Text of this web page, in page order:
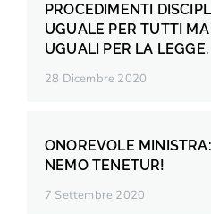
PROCEDIMENTI
UGUALE PER TUTTI
UGUALI PER LA LEGGE.
28 Dicembre 2020
ONOREVOLE
NEMO TENETUR!
7 Settembre 2020